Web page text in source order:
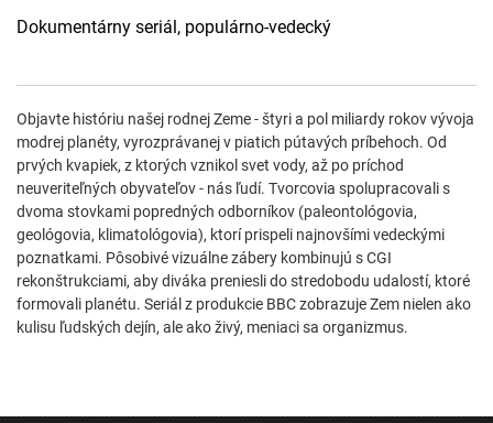
Dokumentárny seriál, populárno-vedecký
Objavte históriu našej rodnej Zeme - štyri a pol miliardy rokov vývoja
modrej planéty, vyrozprávanej v piatich pútavých príbehoch. Od
prvých kvapiek, z ktorých vznikol svet vody, až po príchod
neuveriteľných obyvateľov - nás ľudí. Tvorcovia spolupracovali s
dvoma stovkami popredných odborníkov (paleontológovia,
geológovia, klimatológovia), ktorí prispeli najnovšími vedeckými
poznatkami. Pôsobivé vizuálne zábery kombinujú s CGI
rekonštrukciami, aby diváka preniesli do stredobodu udalostí, ktoré
formovali planétu. Seriál z produkcie BBC zobrazuje Zem nielen ako
kulisu ľudských dejín, ale ako živý, meniaci sa organizmus.